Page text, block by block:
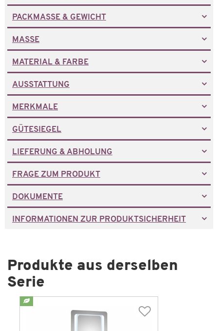
PACKMASSE & GEWICHT
MASSE
MATERIAL & FARBE
AUSSTATTUNG
MERKMALE
GÜTESIEGEL
LIEFERUNG & ABHOLUNG
FRAGE ZUM PRODUKT
DOKUMENTE
INFORMATIONEN ZUR PRODUKTSICHERHEIT
Produkte aus derselben
Serie